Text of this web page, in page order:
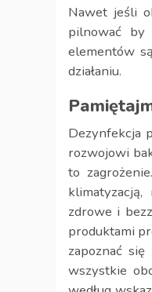
Nawet jeśli
pilnować by
elementów
działaniu.
Dezynfekcja
rozwojowi
to
zdrowe i
produktami
zapoznać
wszystkie